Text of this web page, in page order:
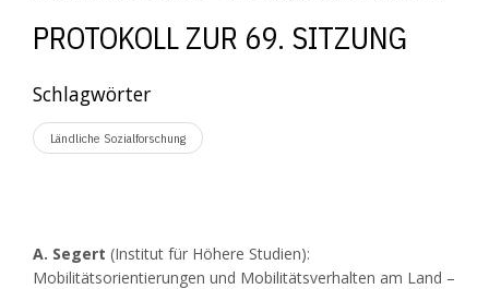
PROTOKOLL ZUR 69. SITZUNG
Schlagwörter
Ländliche Sozialforschung
A. Segert (Institut für Höhere Studien):
Mobilitätsorientierungen und Mobilitätsverhalten am Land –